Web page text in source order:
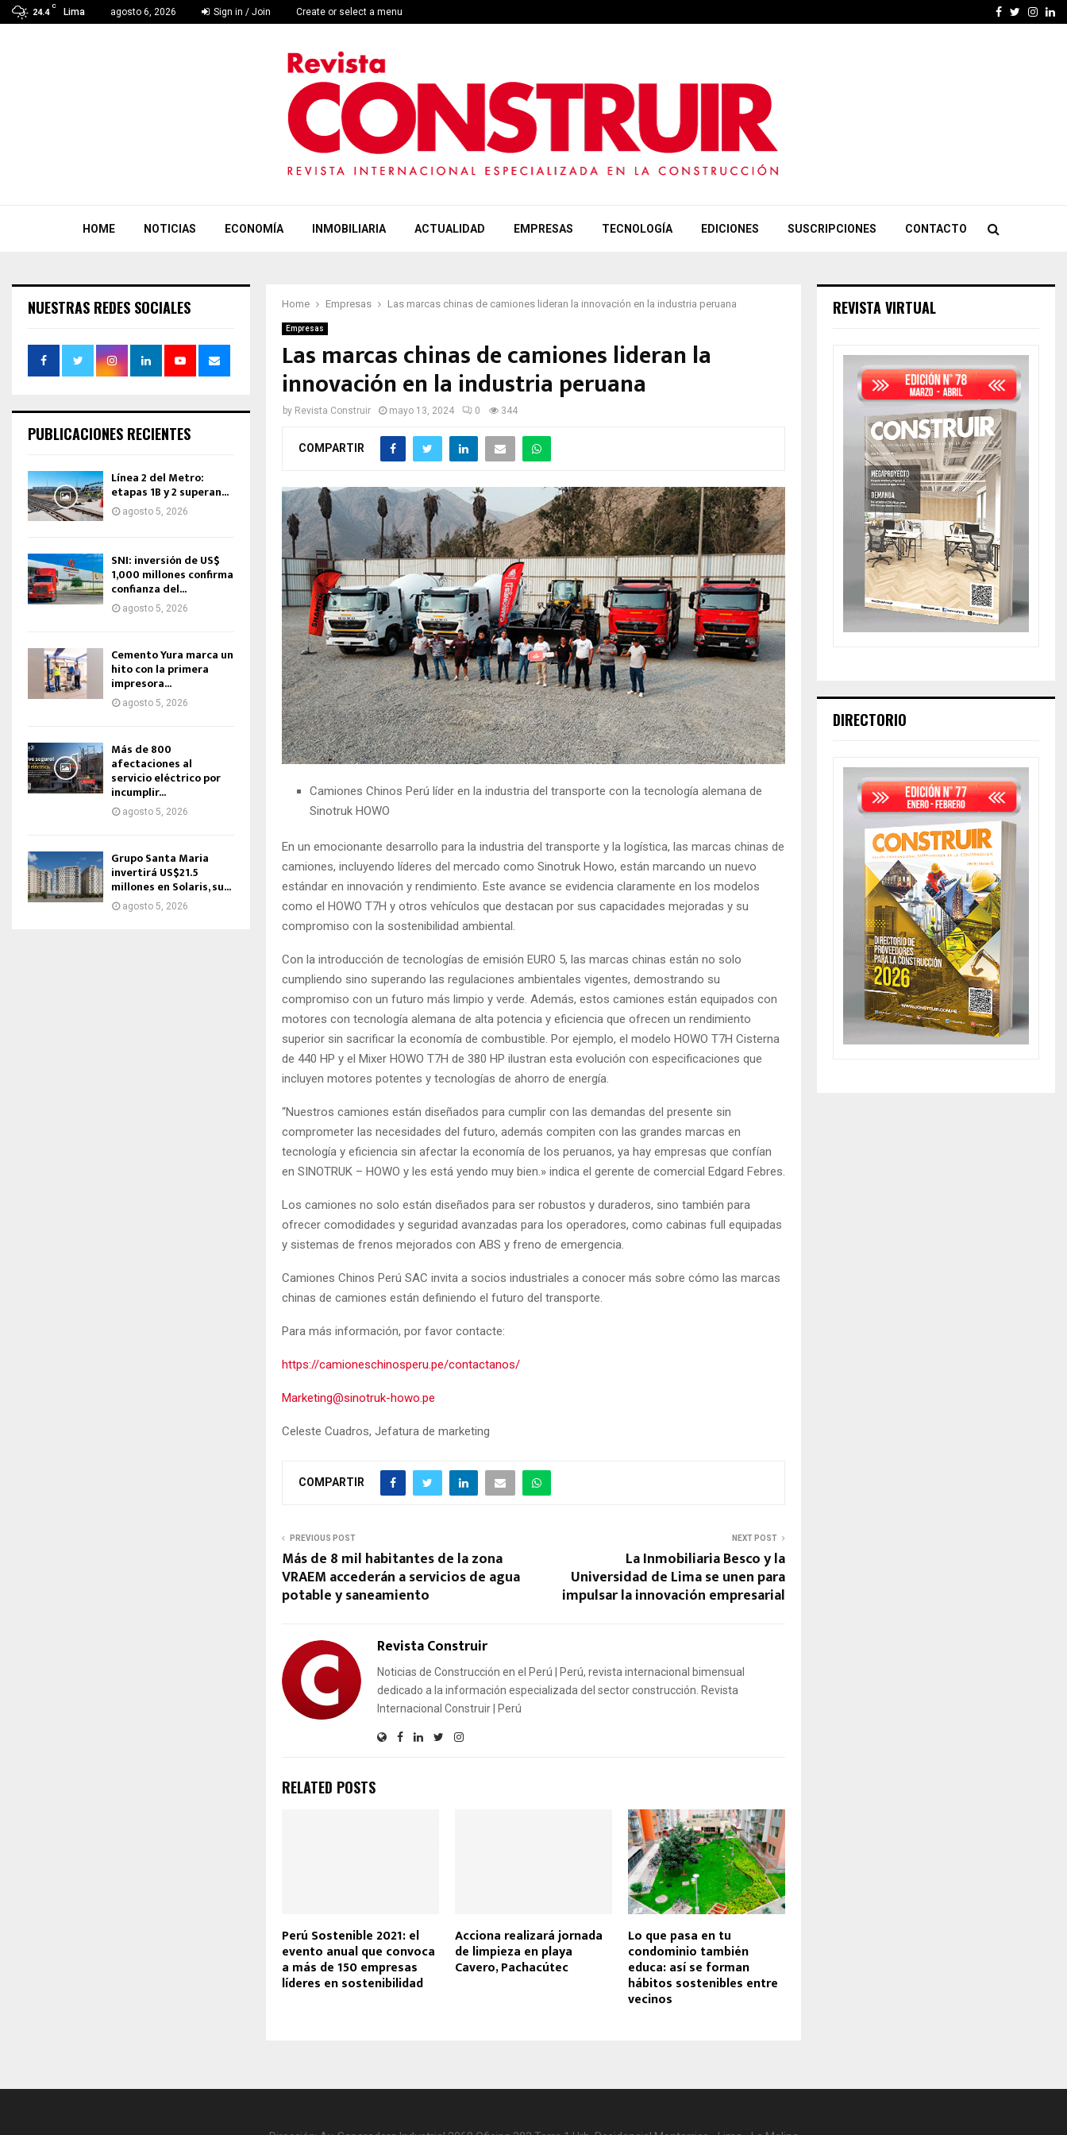
24.4
C
Lima agosto 6, 2026 Sign in / Join Create or select a menu Facebook
Twitter
HOME NOTICIAS ECONOMÍA INMOBILIARIA ACTUALIDAD EMPRESAS TECNOLOGÍA EDICIONES SUSCRIPCIONES CONTACTO
Home Empresas Las marcas chinas de camiones lideran la innovación en la industria peruana
Empresas
Las marcas chinas de camiones lideran la
innovación en la industria peruana
by Revista Construir mayo 13, 2024 0 344
COMPARTIR
Camiones Chinos Perú líder en la industria del transporte con la tecnología alemana de
Sinotruk HOWO
En un emocionante desarrollo para la industria del transporte y la logística, las marcas chinas de
camiones, incluyendo líderes del mercado como Sinotruk Howo, están marcando un nuevo
estándar en innovación y rendimiento. Este avance se evidencia claramente en los modelos
como el HOWO T7H y otros vehículos que destacan por sus capacidades mejoradas y su
compromiso con la sostenibilidad ambiental.
Con la introducción de tecnologías de emisión EURO 5, las marcas chinas están no solo
cumpliendo sino superando las regulaciones ambientales vigentes, demostrando su
compromiso con un futuro más limpio y verde. Además, estos camiones están equipados con
motores con tecnología alemana de alta potencia y eficiencia que ofrecen un rendimiento
superior sin sacrificar la economía de combustible. Por ejemplo, el modelo HOWO T7H Cisterna
de 440 HP y el Mixer HOWO T7H de 380 HP ilustran esta evolución con especificaciones que
incluyen motores potentes y tecnologías de ahorro de energía.
“Nuestros camiones están diseñados para cumplir con las demandas del presente sin
comprometer las necesidades del futuro, además compiten con las grandes marcas en
tecnología y eficiencia sin afectar la economía de los peruanos, ya hay empresas que confían
en SINOTRUK – HOWO y les está yendo muy bien.» indica el gerente de comercial Edgard Febres.
Los camiones no solo están diseñados para ser robustos y duraderos, sino también para
ofrecer comodidades y seguridad avanzadas para los operadores, como cabinas full equipadas
y sistemas de frenos mejorados con ABS y freno de emergencia.
Camiones Chinos Perú SAC invita a socios industriales a conocer más sobre cómo las marcas
chinas de camiones están definiendo el futuro del transporte.
Para más información, por favor contacte:
https://camioneschinosperu.pe/contactanos/
Marketing@sinotruk-howo.pe
Celeste Cuadros, Jefatura de marketing
COMPARTIR
PREVIOUS POST
Más de 8 mil habitantes de la zona
VRAEM accederán a servicios de agua
potable y saneamiento
NEXT POST
La Inmobiliaria Besco y la
Universidad de Lima se unen para
impulsar la innovación empresarial
Revista Construir
Noticias de Construcción en el Perú | Perú, revista internacional bimensual
dedicado a la información especializada del sector construcción. Revista
Internacional Construir | Perú
RELATED POSTS
Perú Sostenible 2021: el
evento anual que convoca
a más de 150 empresas
líderes en sostenibilidad
Acciona realizará jornada
de limpieza en playa
Cavero, Pachacútec
Lo que pasa en tu
condominio también
educa: así se forman
hábitos sostenibles entre
vecinos
NUESTRAS REDES SOCIALES
PUBLICACIONES RECIENTES
Línea 2 del Metro:
etapas 1B y 2 superan...
agosto 5, 2026
SNI: inversión de US$
1,000 millones confirma
confianza del...
agosto 5, 2026
Cemento Yura marca un
hito con la primera
impresora...
agosto 5, 2026
Más de 800
afectaciones al
servicio eléctrico por
incumplir...
agosto 5, 2026
Grupo Santa Maria
invertirá US$21.5
millones en Solaris, su...
agosto 5, 2026
REVISTA VIRTUAL
DIRECTORIO